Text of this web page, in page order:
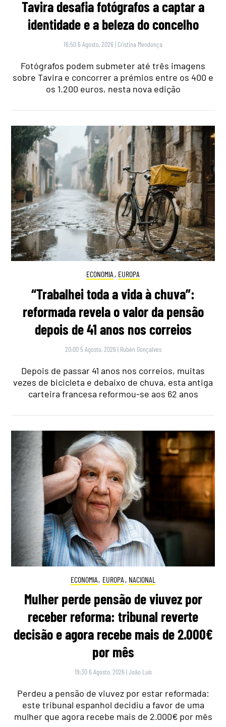
Tavira desafia fotógrafos a captar a
identidade e a beleza do concelho
16:50 6 Agosto, 2026 | Cristina Mendonça
Fotógrafos podem submeter até três imagens
sobre Tavira e concorrer a prémios entre os 400 e
os 1.200 euros, nesta nova edição
ECONOMIA , EUROPA
“Trabalhei toda a vida à chuva”:
reformada revela o valor da pensão
depois de 41 anos nos correios
20:00 5 Agosto, 2026 | Rubén Gonçalves
Depois de passar 41 anos nos correios, muitas
vezes de bicicleta e debaixo de chuva, esta antiga
carteira francesa reformou-se aos 62 anos
ECONOMIA, EUROPA , NACIONAL
Mulher perde pensão de viuvez por
receber reforma: tribunal reverte
decisão e agora recebe mais de 2.000€
por mês
19:30 6 Agosto, 2026 |João Luís
Perdeu a pensão de viuvez por estar reformada:
este tribunal espanhol decidiu a favor de uma
mulher que agora recebe mais de 2.000€ por mês